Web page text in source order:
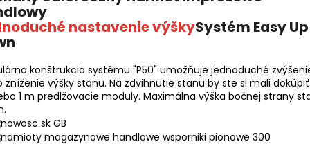
nastavenie výškySystém Easy
konštrukcia systému "P50" umožňuje jednoduché
zníženie výšky stanu. Na zdvihnutie stanu by ste si mali
1 m predlžovacie moduly. Maximálna výška bočnej strany